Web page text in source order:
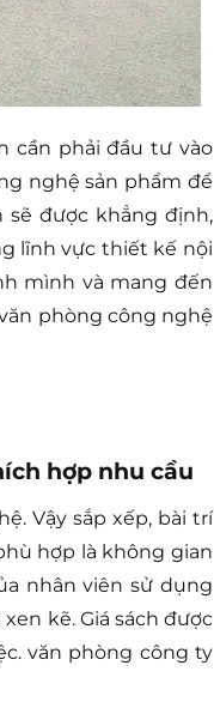
cần phải đầu tư vào
nghệ sản phẩm để
được khẳng định,
lĩnh vực thiết kế nội
mình và mang đến
phòng công nghệ
hợp nhu cầu
Vậy sắp xếp, bài trí
hợp là không gian
nhân viên sử dụng
kẽ. Giá sách được
văn phòng công ty